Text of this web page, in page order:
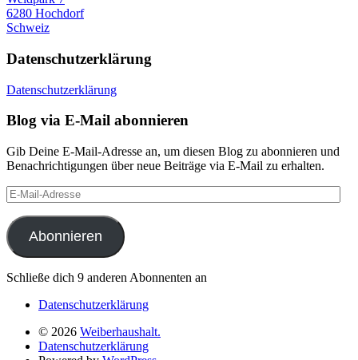
6280 Hochdorf
Schweiz
Datenschutzerklärung
Datenschutzerklärung
Blog via E-Mail abonnieren
Gib Deine E-Mail-Adresse an, um diesen Blog zu abonnieren und
Benachrichtigungen über neue Beiträge via E-Mail zu erhalten.
E-
Mail-
Adresse
Abonnieren
Schließe dich 9 anderen Abonnenten an
Datenschutzerklärung
© 2026 Weiberhaushalt.
Datenschutzerklärung